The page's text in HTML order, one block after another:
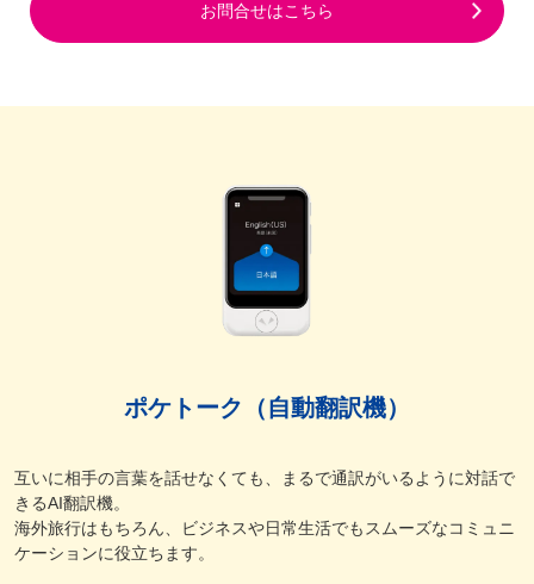
お問合せはこちら
ポケトーク（自動翻訳機）
互いに相手の言葉を話せなくても、まるで通訳がいるように対話で
きるAI翻訳機。
海外旅行はもちろん、ビジネスや日常生活でもスムーズなコミュニ
ケーションに役立ちます。